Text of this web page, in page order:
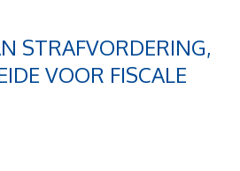
STRAFVORDERING,
VOOR FISCALE